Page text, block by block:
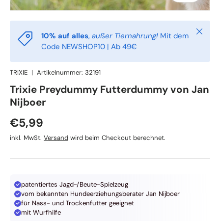
10% auf alles, außer Tiernahrung! Mit dem
Code NEWSHOP10 | Ab 49€
TRIXIE | Artikelnummer: 32191
Trixie Preydummy Futterdummy von Jan
Nijboer
Normaler Preis
€5,99
inkl. MwSt. Versand wird beim Checkout berechnet.
patentiertes Jagd-/Beute-Spielzeug
vom bekannten Hundeerziehungsberater Jan Nijboer
für Nass- und Trockenfutter geeignet
mit Wurfhilfe